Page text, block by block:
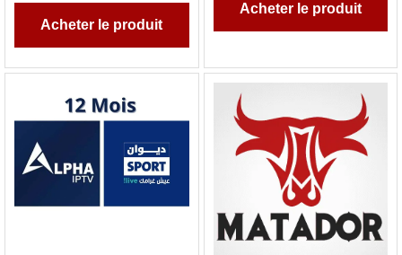
Acheter le produit
Acheter le produit